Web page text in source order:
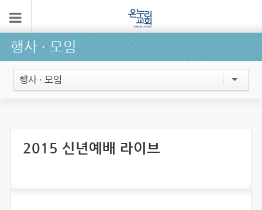
행사 ∙ 모임
행사 · 모임
2015 신년예배 라이브